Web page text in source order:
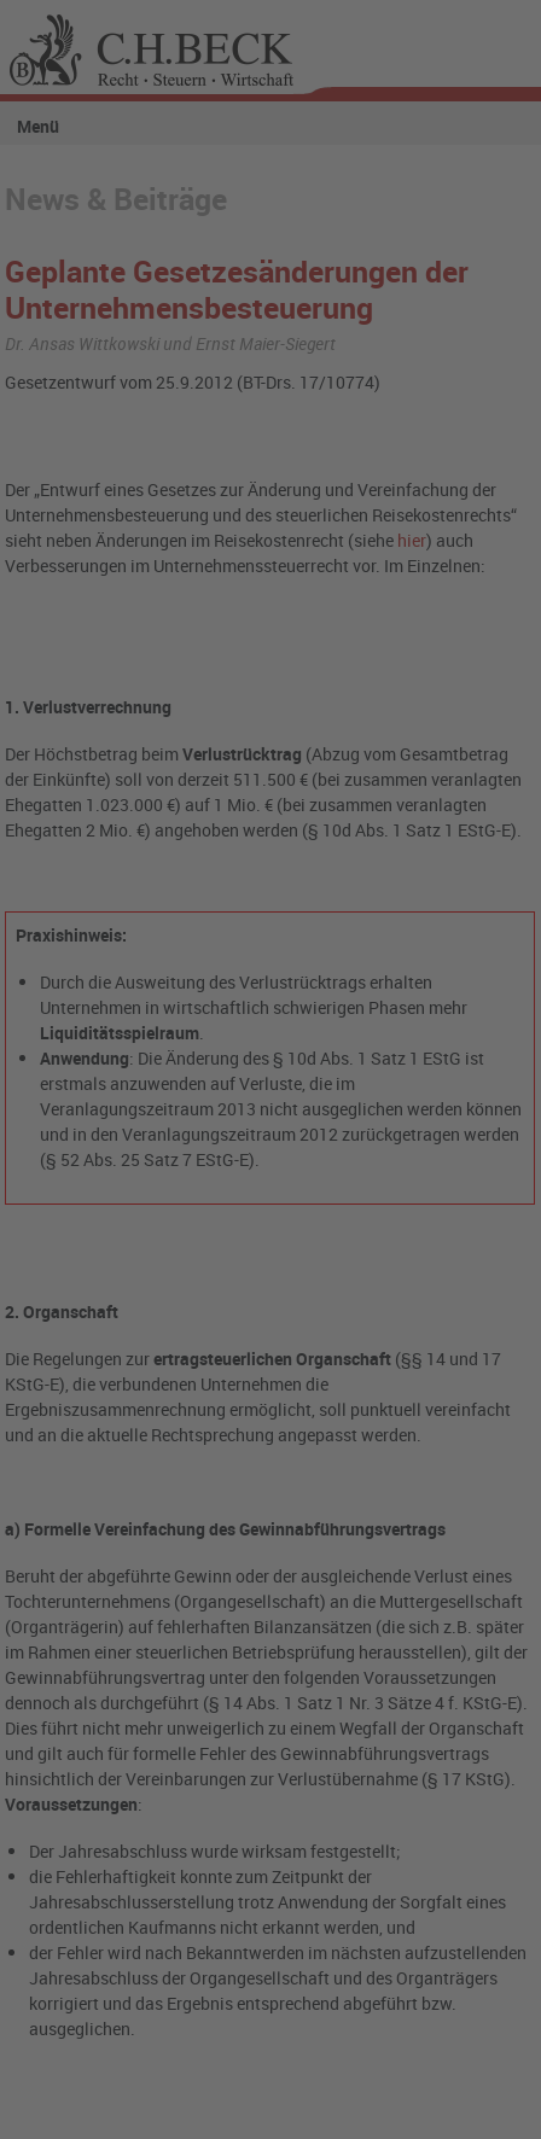
Menü
News & Beiträge
Geplante Gesetzesänderungen der
Unternehmensbesteuerung
Dr. Ansas Wittkowski und Ernst Maier-Siegert
Gesetzentwurf vom 25.9.2012 (BT-Drs. 17/10774)
Der „Entwurf eines Gesetzes zur Änderung und Vereinfachung der
Unternehmensbesteuerung und des steuerlichen Reisekostenrechts“
sieht neben Änderungen im Reisekostenrecht (siehe hier) auch
Verbesserungen im Unternehmenssteuerrecht vor. Im Einzelnen:
1. Verlustverrechnung
Der Höchstbetrag beimVerlustrücktrag (Abzug vom Gesamtbetrag
der Einkünfte) soll von derzeit 511.500 € (bei zusammen veranlagten
Ehegatten 1.023.000 €) auf 1 Mio. € (bei zusammen veranlagten
Ehegatten 2 Mio. €) angehoben werden (§ 10d Abs. 1 Satz 1 EStG-E).
Praxishinweis:
Durch die Ausweitung des Verlustrücktrags erhalten
Unternehmen in wirtschaftlich schwierigen Phasen mehr
Liquiditätsspielraum.
Anwendung: Die Änderung des § 10d Abs. 1 Satz 1 EStG ist
erstmals anzuwenden auf Verluste, die im
Veranlagungszeitraum 2013 nicht ausgeglichen werden können
und in den Veranlagungszeitraum 2012 zurückgetragen werden
(§ 52 Abs. 25 Satz 7 EStG-E).
2. Organschaft
Die Regelungen zurertragsteuerlichen Organschaft (§§ 14 und 17
KStG-E), die verbundenen Unternehmen die
Ergebniszusammenrechnung ermöglicht, soll punktuell vereinfacht
und an die aktuelle Rechtsprechung angepasst werden.
a) Formelle Vereinfachung des Gewinnabführungsvertrags
Beruht der abgeführte Gewinn oder der ausgleichende Verlust eines
Tochterunternehmens (Organgesellschaft) an die Muttergesellschaft
(Organträgerin) auf fehlerhaften Bilanzansätzen (die sich z.B. später
im Rahmen einer steuerlichen Betriebsprüfung herausstellen), gilt der
Gewinnabführungsvertrag unter den folgenden Voraussetzungen
dennoch als durchgeführt (§ 14 Abs. 1 Satz 1 Nr. 3 Sätze 4 f. KStG-E).
Dies führt nicht mehr unweigerlich zu einem Wegfall der Organschaft
und gilt auch für formelle Fehler des Gewinnabführungsvertrags
hinsichtlich der Vereinbarungen zur Verlustübernahme (§ 17 KStG).
Voraussetzungen:
Der Jahresabschluss wurde wirksam festgestellt;
die Fehlerhaftigkeit konnte zum Zeitpunkt der
Jahresabschlusserstellung trotz Anwendung der Sorgfalt eines
ordentlichen Kaufmanns nicht erkannt werden, und
der Fehler wird nach Bekanntwerden im nächsten aufzustellenden
Jahresabschluss der Organgesellschaft und des Organträgers
korrigiert und das Ergebnis entsprechend abgeführt bzw.
ausgeglichen.